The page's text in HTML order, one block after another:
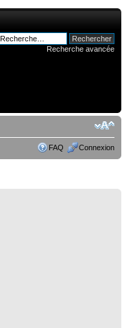
Recherche avancée
FAQ Connexion